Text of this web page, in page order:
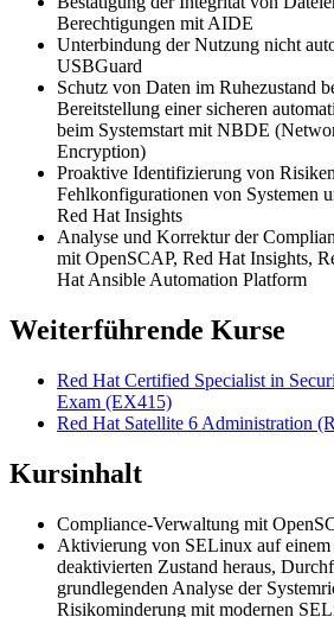
Berechtigungen mit AIDE
Unterbindung der Nutzung nicht
USBGuard
Schutz von Daten im Ruhezustand
Bereitstellung einer sicheren
beim Systemstart mit NBDE
Encryption)
Proaktive Identifizierung von
Fehlkonfigurationen von Systemen
Red Hat Insights
Analyse und Korrektur der
mit OpenSCAP, Red Hat Insights,
Hat Ansible Automation Platform
Weiterführende Kurse
Red Hat Certified Specialist in
Exam (EX415)
Red Hat Satellite 6 Administration
Kursinhalt
Compliance-Verwaltung mit
Aktivierung von SELinux auf einem
deaktivierten Zustand heraus,
grundlegenden Analyse der
Risikominderung mit modernen